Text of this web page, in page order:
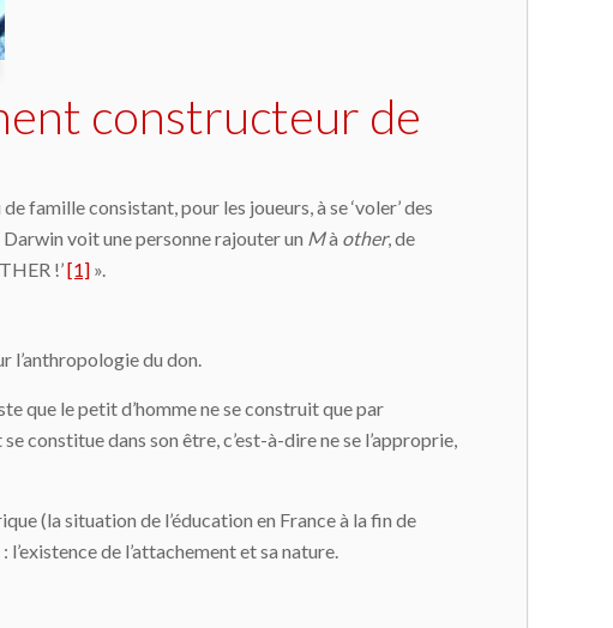
constructeur de
famille consistant, pour les joueurs, à se ‘voler’ des
voit une personne rajouter un Mà other, de
!’[1] ».
l’anthropologie du don.
que le petit d’homme ne se construit que par
se constitue dans son être, c’est-à-dire ne se l’approprie,
(la situation de l’éducation en France à la fin de
de l’attachement et sa nature.